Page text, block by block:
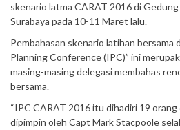
skenario latma CARAT 2016 di
Surabaya pada 10-11 Maret lalu.
Pembahasan skenario latihan bersama
Planning Conference (IPC)” ini
masing-masing delegasi membahas
bersama.
“IPC CARAT 2016 itu dihadiri 19 orang
dipimpin oleh Capt Mark Stacpoole